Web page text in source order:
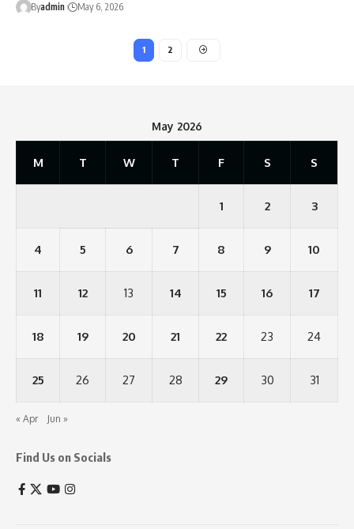
Byadmin May 6, 2026
1 2
May 2026
M T W T F S S
1 2 3
4 5 6 7 8 9 10
11 12 13 14 15 16 17
18 19 20 21 22 23 24
25 26 27 28 29 30 31
« Apr Jun »
Find Us on Socials